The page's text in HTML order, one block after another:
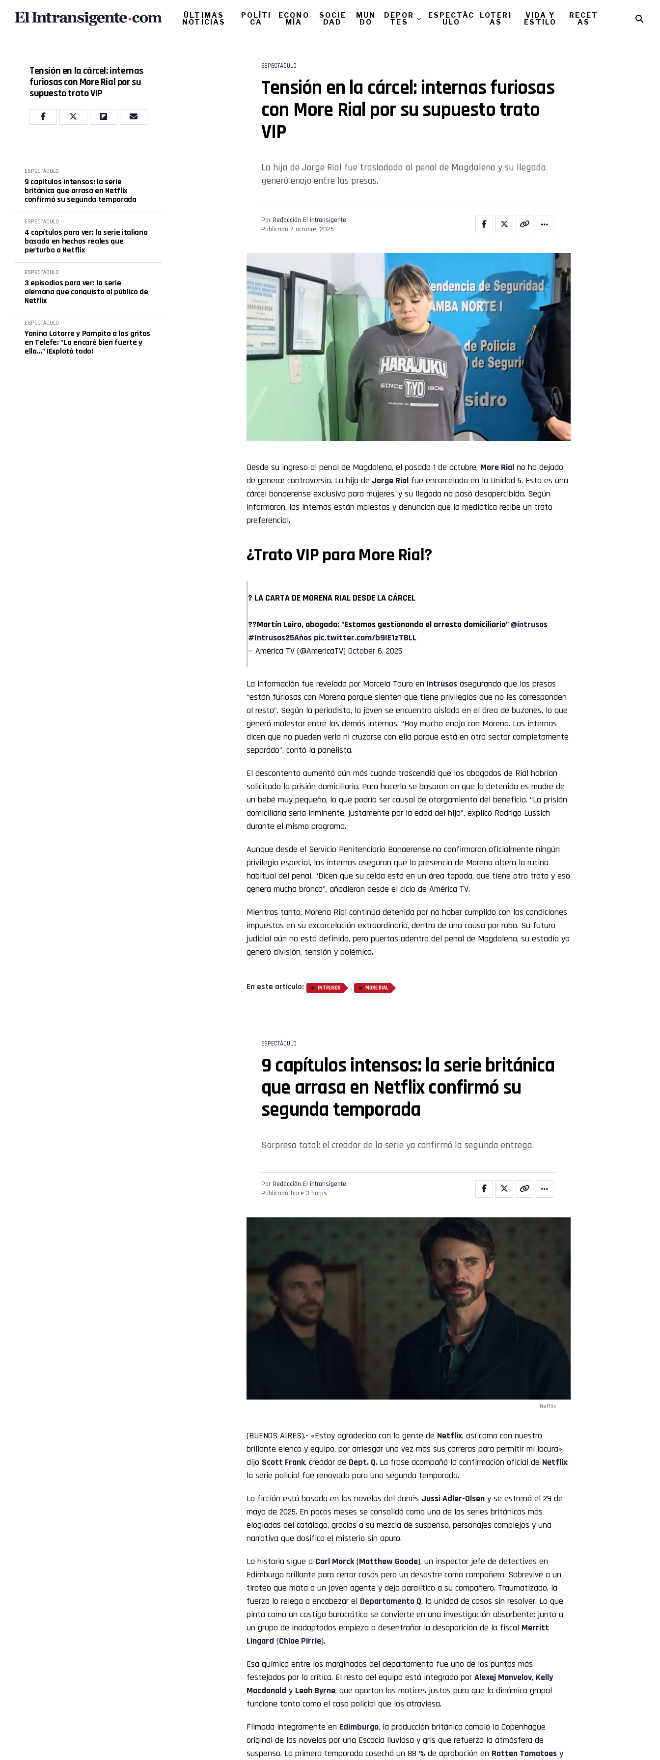
ÚLTIMAS
NOTICIAS
POLÍTI
CA
ECONO
MÍA
SOCIE
DAD
MUN
DO
DEPOR
TES
ESPECTÁC
ULO
LOTERI
AS
VIDA Y
ESTILO
RECET
AS
Tensión en la cárcel: internas
furiosas con More Rial por su
supuesto trato VIP
ESPECTÁCULO
9 capítulos intensos: la serie
británica que arrasa en Netflix
confirmó su segunda temporada
ESPECTÁCULO
4 capítulos para ver: la serie italiana
basada en hechos reales que
perturba a Netflix
ESPECTÁCULO
3 episodios para ver: la serie
alemana que conquista al público de
Netflix
ESPECTÁCULO
Yanina Latorre y Pampita a los gritos
en Telefe: "La encaré bien fuerte y
ella..." ¡Explotó todo!
ESPECTÁCULO
Tensión en la cárcel: internas furiosas
con More Rial por su supuesto trato
VIP
La hija de Jorge Rial fue trasladada al penal de Magdalena y su llegada
generó enojo entre las presas.
Por Redacción El intransigente
Publicado 7 octubre, 2025
Desde su ingreso al penal de Magdalena, el pasado 1 de octubre, More Rial no ha dejado
de generar controversia. La hija de Jorge Rial fue encarcelada en la Unidad 5. Esta es una
cárcel bonaerense exclusiva para mujeres, y su llegada no pasó desapercibida. Según
informaron, las internas están molestas y denuncian que la mediática recibe un trato
preferencial.
¿Trato VIP para More Rial?
? LA CARTA DE MORENA RIAL DESDE LA CÁRCEL
??Martín Leiro, abogado: "Estamos gestionando el arresto domiciliario"@intrusos
#Intrusos25Años pic.twitter.com/b9IE1zTBLL
— América TV (@AmericaTV) October 6, 2025
La información fue revelada por Marcela Tauro en Intrusos asegurando que las presas
“están furiosas con Morena porque sienten que tiene privilegios que no les corresponden
al resto”. Según la periodista, la joven se encuentra aislada en el área de buzones, lo que
generó malestar entre las demás internas. “Hay mucho enojo con Morena. Las internas
dicen que no pueden verla ni cruzarse con ella porque está en otro sector completamente
separado”, contó la panelista.
El descontento aumentó aún más cuando trascendió que los abogados de Rial habrían
solicitado la prisión domiciliaria. Para hacerlo se basaron en que la detenida es madre de
un bebé muy pequeño, lo que podría ser causal de otorgamiento del beneficio. “La prisión
domiciliaria sería inminente, justamente por la edad del hijo”, explicó Rodrigo Lussich
durante el mismo programa.
Aunque desde el Servicio Penitenciario Bonaerense no confirmaron oficialmente ningún
privilegio especial, las internas aseguran que la presencia de Morena altera la rutina
habitual del penal. “Dicen que su celda está en un área tapada, que tiene otro trato y eso
genera mucha bronca”, añadieron desde el ciclo de América TV.
Mientras tanto, Morena Rial continúa detenida por no haber cumplido con las condiciones
impuestas en su excarcelación extraordinaria, dentro de una causa por robo. Su futuro
judicial aún no está definido, pero puertas adentro del penal de Magdalena, su estadía ya
generó división, tensión y polémica.
En este artículo: INTRUSOS , MORE RIAL
ESPECTÁCULO
9 capítulos intensos: la serie británica
que arrasa en Netflix confirmó su
segunda temporada
Sorpresa total: el creador de la serie ya confirmó la segunda entrega.
Por Redacción El intransigente
Publicado hace 3 horas
Netflix
(BUENOS AIRES).- «Estoy agradecido con la gente de Netflix, así como con nuestro
brillante elenco y equipo, por arriesgar una vez más sus carreras para permitir mi locura»,
dijo Scott Frank, creador de Dept. Q. La frase acompañó la confirmación oficial de Netflix:
la serie policial fue renovada para una segunda temporada.
La ficción está basada en las novelas del danés Jussi Adler-Olsen y se estrenó el 29 de
mayo de 2025. En pocos meses se consolidó como una de las series británicas más
elogiadas del catálogo, gracias a su mezcla de suspenso, personajes complejos y una
narrativa que dosifica el misterio sin apuro.
La historia sigue a Carl Morck(Matthew Goode), un inspector jefe de detectives en
Edimburgo brillante para cerrar casos pero un desastre como compañero. Sobrevive a un
tiroteo que mata a un joven agente y deja paralítico a su compañero. Traumatizado, la
fuerza lo relega a encabezar el Departamento Q, la unidad de casos sin resolver. Lo que
pinta como un castigo burocrático se convierte en una investigación absorbente: junto a
un grupo de inadaptados empieza a desentrañar la desaparición de la fiscal Merritt
Lingard (Chloe Pirrie).
Esa química entre los marginados del departamento fue uno de los puntos más
festejados por la crítica. El resto del equipo está integrado por Alexej Manvelov, Kelly
Macdonald y Leah Byrne, que aportan los matices justos para que la dinámica grupal
funcione tanto como el caso policial que los atraviesa.
Filmada íntegramente en Edimburgo, la producción británica cambió la Copenhague
original de las novelas por una Escocia lluviosa y gris que refuerza la atmósfera de
suspenso. La primera temporada cosechó un 88 % de aprobación en Rotten Tomatoes y